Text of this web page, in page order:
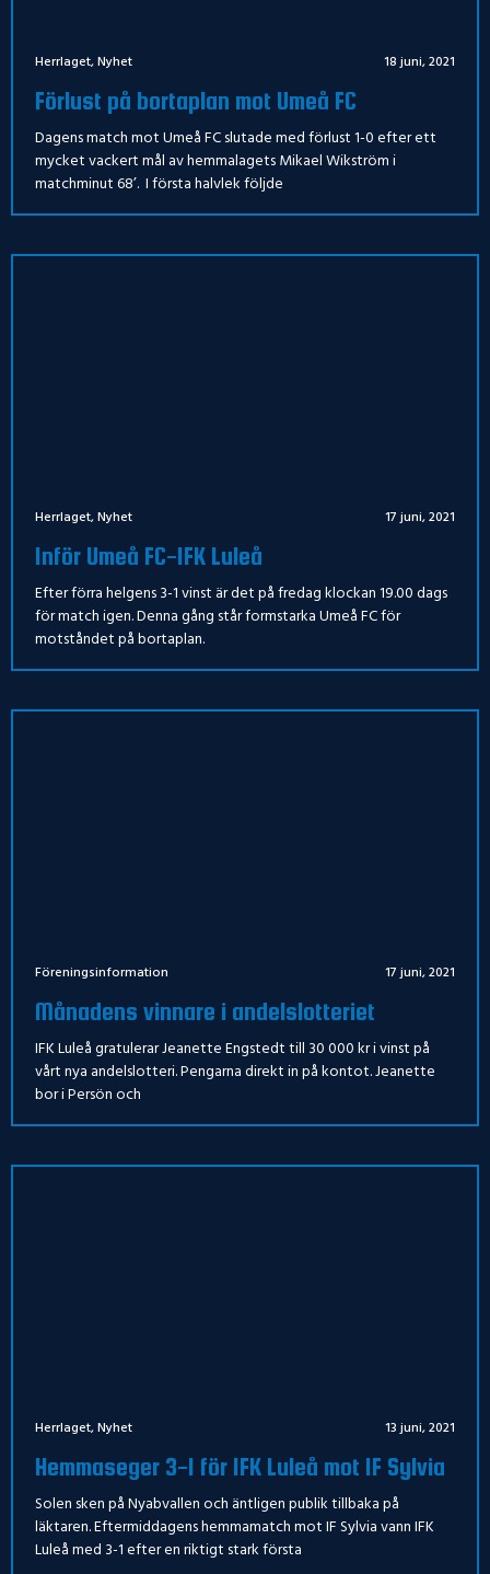
18 juni, 2021
Herrlaget,Nyhet
Förlust på bortaplan mot Umeå FC
Dagens match mot Umeå FC slutade med förlust 1-0 efter ett
mycket vackert mål av hemmalagets Mikael Wikström i
matchminut 68’. I första halvlek följde
17 juni, 2021
Herrlaget,Nyhet
Inför Umeå FC-IFK Luleå
Efter förra helgens 3-1 vinst är det på fredag klockan 19.00 dags
för match igen. Denna gång står formstarka Umeå FC för
motståndet på bortaplan.
17 juni, 2021
Föreningsinformation
Månadens vinnare i andelslotteriet
IFK Luleå gratulerar Jeanette Engstedt till 30 000 kr i vinst på
vårt nya andelslotteri. Pengarna direkt in på kontot. Jeanette
bor i Persön och
13 juni, 2021
Herrlaget,Nyhet
Hemmaseger 3-1 för IFK Luleå mot IF Sylvia
Solen sken på Nyabvallen och äntligen publik tillbaka på
läktaren. Eftermiddagens hemmamatch mot IF Sylvia vann IFK
Luleå med 3-1 efter en riktigt stark första